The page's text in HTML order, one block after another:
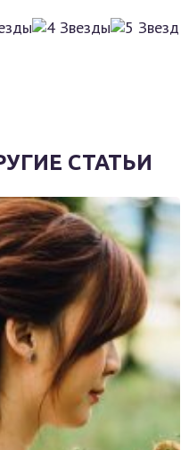
СТАТЬИ